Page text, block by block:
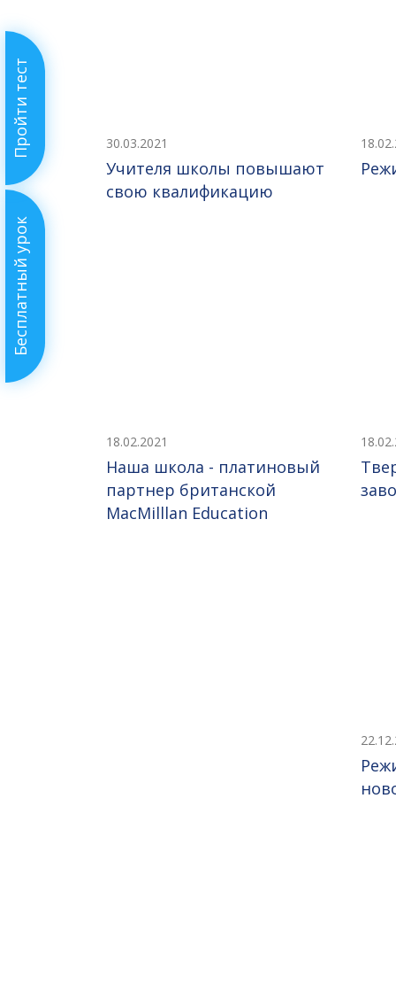
Бесплатный урок
Пройти тест 30.03.2021
Учителя школы повышают
свою квалификацию
18.02.2021
Наша школа - платиновый
партнер британской
MacMilllan Education